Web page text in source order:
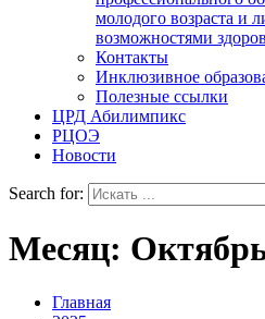
молодого возраста и
возможностями
Контакты
Инклюзивное
Полезные ссылки
ЦРД Абилимпикс
РЦОЭ
Новости
Search for:
Месяц:
Главная